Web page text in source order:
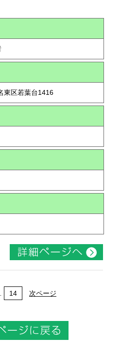
区若葉台1416
14 次ページ